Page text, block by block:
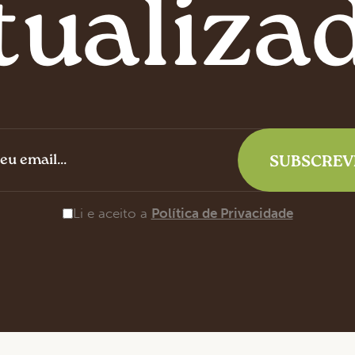
Li e aceito a Política de Privacidade